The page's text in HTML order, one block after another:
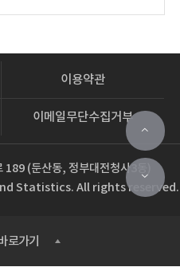
이용약관
이메일무단수집거부
(둔산동, 정부대전청사3동)
Statistics. All rights reserved.
로가기